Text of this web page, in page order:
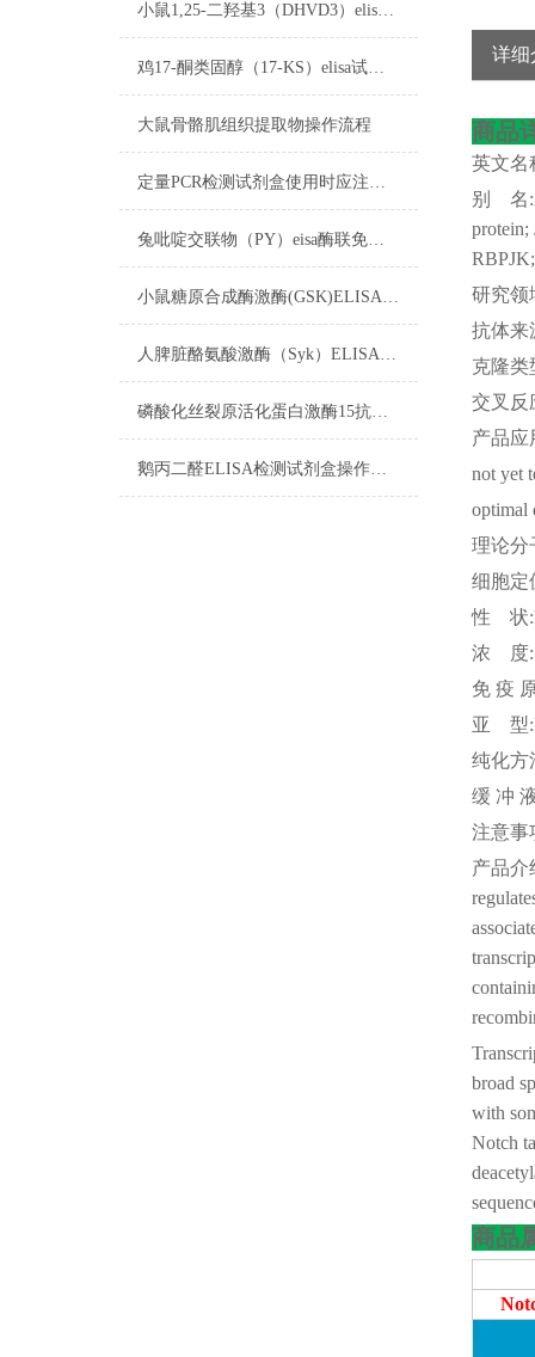
小鼠1,25-二羟基3（DHVD3）elisa试剂盒注意事项
鸡17-酮类固醇（17-KS）elisa试剂盒操作步骤
大鼠骨骼肌组织提取物操作流程
定量PCR检测试剂盒使用时应注意以下方面
兔吡啶交联物（PY）eisa酶联免疫试剂盒实验禁忌
小鼠糖原合成酶激酶(GSK)ELISA试剂盒标本的采集与保存
人脾脏酪氨酸激酶（Syk）ELISA免费代测试剂盒​标本要求
磷酸化丝裂原活化蛋白激酶15抗体​制备过程
鹅丙二醛ELISA检测试剂盒操作步骤
详细
商品
英文名
别
名
protein;
研究领
抗体来
克隆类
交叉反
产品应
not yet
optimal
理论分
细胞定
性
状
浓
度
免 疫
亚
型
纯化方
缓 冲
注意事
产品介
broad
with
Notch
商品